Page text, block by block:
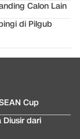
Calon Lain
di Pilgub
Cup
Diusir dari